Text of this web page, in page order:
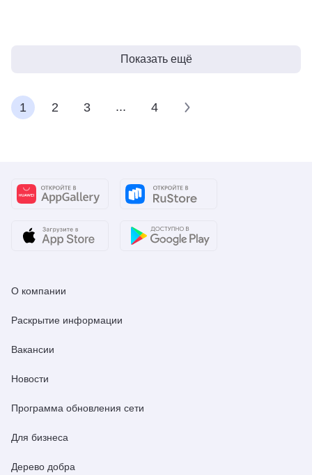
Показать ещё
1 2 3 ... 4
О компании
Раскрытие информации
Вакансии
Новости
Программа обновления сети
Для бизнеса
Дерево добра